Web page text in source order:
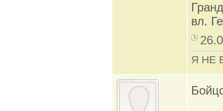
Гранд
вл.
Я НЕ